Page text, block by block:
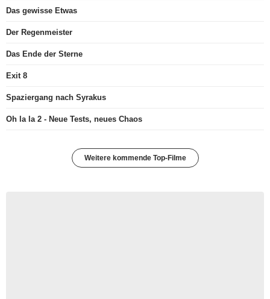
Das gewisse Etwas
Der Regenmeister
Das Ende der Sterne
Exit 8
Spaziergang nach Syrakus
Oh la la 2 - Neue Tests, neues Chaos
Weitere kommende Top-Filme